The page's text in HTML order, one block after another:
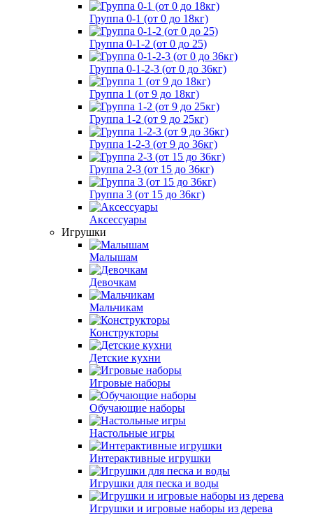
Группа 0-1 (от 0 до 18кг)
Группа 0-1-2 (от 0 до 25)
Группа 0-1-2-3 (от 0 до 36кг)
Группа 1 (от 9 до 18кг)
Группа 1-2 (от 9 до 25кг)
Группа 1-2-3 (от 9 до 36кг)
Группа 2-3 (от 15 до 36кг)
Группа 3 (от 15 до 36кг)
Аксессуары
Игрушки
Малышам
Девочкам
Мальчикам
Конструкторы
Детские кухни
Игровые наборы
Обучающие наборы
Настольные игры
Интерактивные игрушки
Игрушки для песка и воды
Игрушки и игровые наборы из дерева